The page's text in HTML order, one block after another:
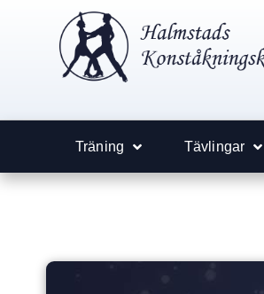
Träning Tävlingar